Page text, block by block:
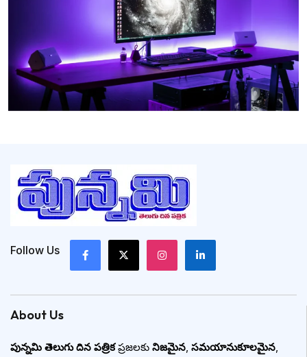
Follow Us
About Us
పున్నమి తెలుగు దిన పత్రికప్రజలకు నిజమైన సమయానుకూలమైన